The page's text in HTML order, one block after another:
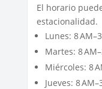
El horario
estacionalidad.
Lunes: 8
Martes: 8
Miércoles: 8
Jueves: 8